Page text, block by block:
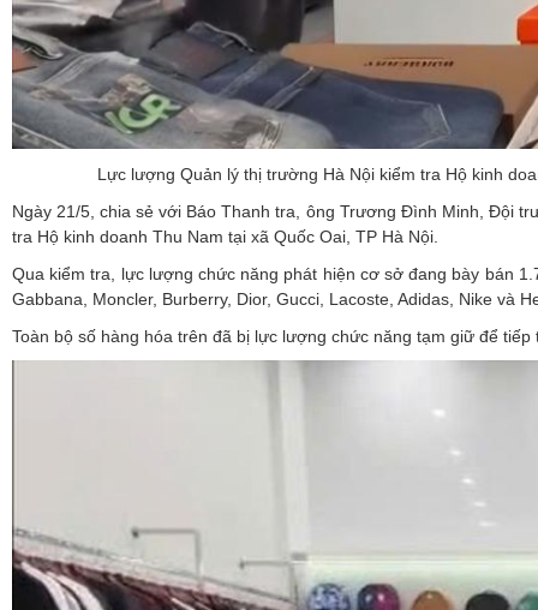
Lực lượng Quản lý thị trường Hà Nội kiểm tra Hộ kinh
Ngày 21/5, chia sẻ với Báo Thanh tra, ông Trương Đình Minh, Đội
tra Hộ kinh doanh Thu Nam tại xã Quốc Oai, TP Hà Nội.
Qua kiểm tra, lực lượng chức năng phát hiện cơ sở đang bày bán
Gabbana, Moncler, Burberry, Dior, Gucci, Lacoste, Adidas, Nike
Toàn bộ số hàng hóa trên đã bị lực lượng chức năng tạm giữ để